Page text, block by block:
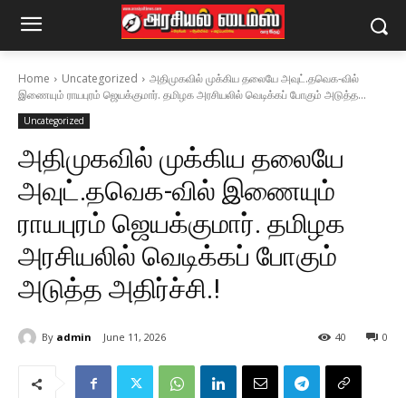
Home Uncategorized
அதிமுகவில் முக்கிய தலையே அவுட்.தவெக-வில்
இணையும் ராயபுரம் ஜெயக்குமார். தமிழக அரசியலில் வெடிக்கப் போகும் அடுத்த...
Uncategorized
அதிமுகவில் முக்கிய தலையே
அவுட்.தவெக-வில் இணையும்
ராயபுரம் ஜெயக்குமார். தமிழக
அரசியலில் வெடிக்கப் போகும்
அடுத்த அதிர்ச்சி.!
By admin June 11, 2026 0
40